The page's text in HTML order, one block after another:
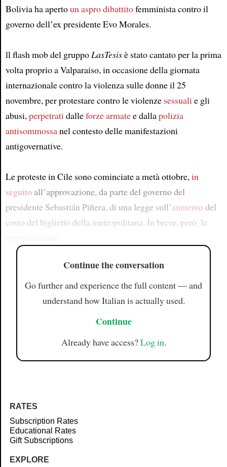
Bolivia ha apertoun aspro dibattitofemminista contro il
governo dell’ex presidente Evo Morales.
ll flash mob del gruppoLasTesisè stato cantato per la prima
volta proprio a Valparaiso, in occasione della giornata
internazionale contro la violenza sulle donne il 25
novembre, per protestare contro le violenze sessualie gli
abusi,perpetratidalleforze armatee dallapolizia
antisommossanel contesto delle manifestazioni
antigovernative.
Le proteste in Cile sono cominciate a metà ottobre,in
seguitoall’approvazione, da parte del governo del
presidente Sebastián Piñera, di una legge sull’aumento del
costo del biglietto della metropolitana. In breve, però, le
Continue the conversation
Go further and experience the full content — and
understand how Italian is actually used.
Continue
Already have access?Log in.
RATES
Subscription Rates
Educational Rates
Gift Subscriptions
EXPLORE